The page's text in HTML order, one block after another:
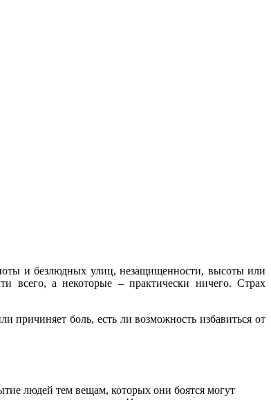
и безлюдных улиц, незащищенности, высоты или
всего, а некоторые – практически ничего. Страх
причиняет боль, есть ли возможность избавиться от
людей тем вещам, которых они боятся могут